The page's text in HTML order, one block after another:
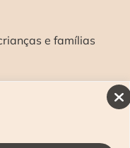
e famílias
NOVIDADES: